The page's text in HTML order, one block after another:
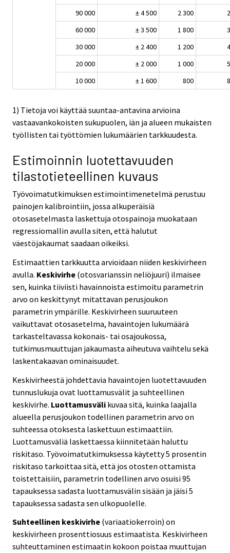
90 000
± 4 500 2 300
60 000
± 3 500 1 800
30 000
± 2 400 1 200
20 000
± 2 000 1 000
10 000
± 1 600 800
1) Tietoja voi käyttää suuntaa-antavina arvioina
vastaavankokoisten sukupuolen, iän ja alueen mukaisten
työllisten tai työttömien lukumäärien tarkkuudesta.
Estimoinnin luotettavuuden
tilastotieteellinen kuvaus
Työvoimatutkimuksen estimointimenetelmä perustuu
painojen kalibrointiin, jossa alkuperäisiä
otosasetelmasta laskettuja otospainoja muokataan
regressiomallin avulla siten, että halutut
väestöjakaumat saadaan oikeiksi.
Estimaattien tarkkuutta arvioidaan niiden keskivirheen
avulla. Keskivirhe (otosvarianssin neliöjuuri) ilmaisee
sen, kuinka tiiviisti havainnoista estimoitu parametrin
arvo on keskittynyt mitattavan perusjoukon
parametrin ympärille. Keskivirheen suuruuteen
vaikuttavat otosasetelma, havaintojen lukumäärä
tarkasteltavassa kokonais- tai osajoukossa,
tutkimusmuuttujan jakaumasta aiheutuva vaihtelu sekä
laskentakaavan ominaisuudet.
Keskivirheestä johdettavia havaintojen luotettavuuden
tunnuslukuja ovat luottamusvälit ja suhteellinen
keskivirhe. Luottamusväli kuvaa sitä, kuinka laajalla
alueella perusjoukon todellinen parametrin arvo on
suhteessa otoksesta laskettuun estimaattiin.
Luottamusväliä laskettaessa kiinnitetään haluttu
riskitaso. Työvoimatutkimuksessa käytetty 5 prosentin
riskitaso tarkoittaa sitä, että jos otosten ottamista
toistettaisiin, parametrin todellinen arvo osuisi 95
tapauksessa sadasta luottamusvälin sisään ja jäisi 5
tapauksessa sadasta sen ulkopuolelle.
Suhteellinen keskivirhe (variaatiokerroin) on
keskivirheen prosenttiosuus estimaatista. Keskivirheen
suhteuttaminen estimaatin kokoon poistaa muuttujan